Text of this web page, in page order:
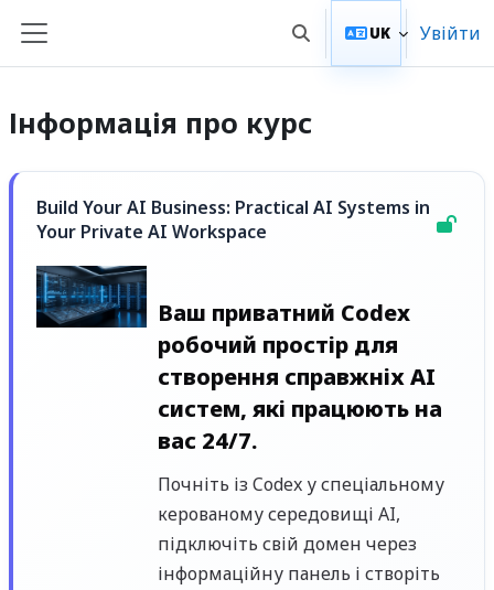
Бокова панель Переключити
UK Увійти
Інформація про курс
Build Your AI Business: Practical AI Systems in
Your Private AI Workspace
Ваш приватний Codex
робочий простір для
створення справжніх AI
систем, які працюють на
вас 24/7.
Почніть із Codex у спеціальному
керованому середовищі AI,
підключіть свій домен через
інформаційну панель і створіть